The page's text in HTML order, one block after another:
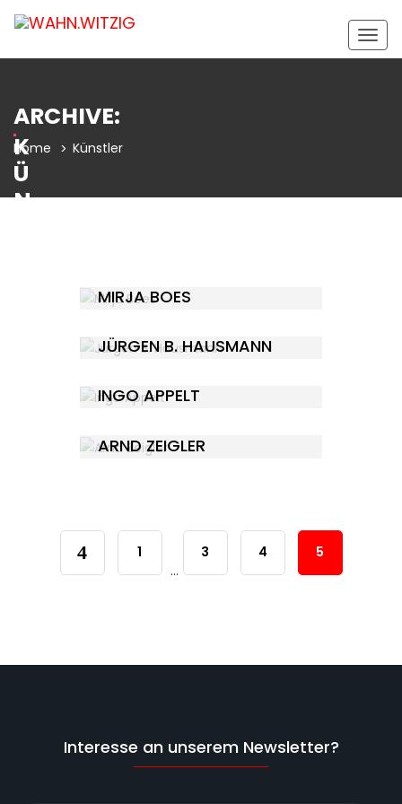
ARCHIVE:
K
Ü
N
Home Künstler
MIRJA BOES
JÜRGEN B. HAUSMANN
INGO APPELT
ARND ZEIGLER
1
...
3 4 5
Interesse an unserem Newsletter?